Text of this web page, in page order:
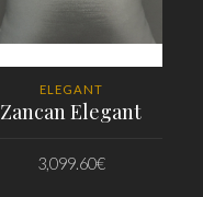
ELEGANT
Zancan Elegant
3,099.60€